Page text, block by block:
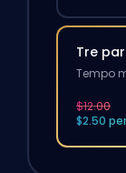
Tre
Tempo
$12.00
$2.50